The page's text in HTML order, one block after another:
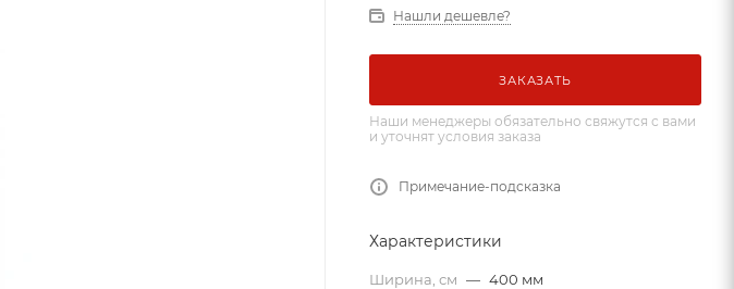
Нашли дешевле?
ЗАКАЗАТЬ
Наши менеджеры обязательно свяжутся с вами
и уточнят условия заказа
Примечание-подсказка
Характеристики
Ширина, см — 400 мм